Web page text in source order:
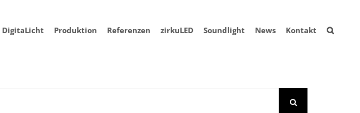
DigitaLicht Produktion Referenzen zirkuLED Soundlight News Kontakt